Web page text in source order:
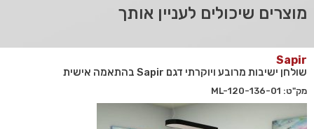
מוצרים שיכולים לעניין אותך
Sapir
שולחן ישיבות מרובע ויוקרתי דגם Sapir בהתאמה אישית
מק"ט: 136-01-ML-120